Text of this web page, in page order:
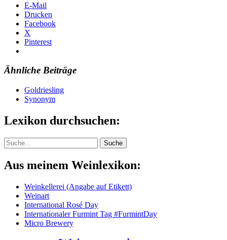
E-Mail
Drucken
Facebook
X
Pinterest
Ähnliche Beiträge
Goldriesling
Synonym
Lexikon durchsuchen:
Suche Suche
Aus meinem Weinlexikon:
Weinkellerei (Angabe auf Etikett)
Weinart
International Rosé Day
Internationaler Furmint Tag #FurmintDay
Micro Brewery